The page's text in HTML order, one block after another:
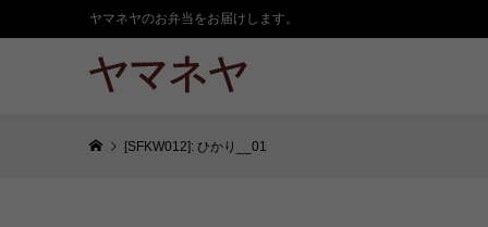
ヤマネヤのお弁当をお届けします。
[SFKW012]: ひかり__01